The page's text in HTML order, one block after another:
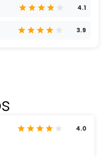
4.1
3.9
4.0